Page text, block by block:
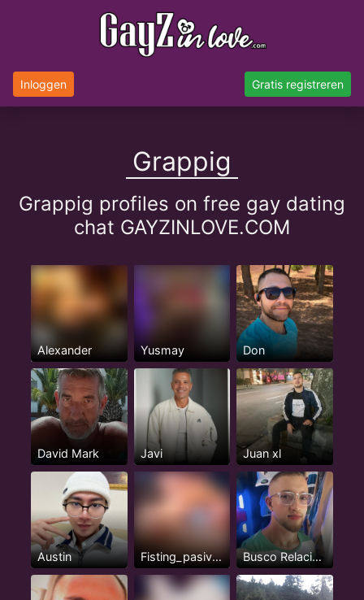
Inloggen Gratis registreren
Grappig
Grappig profiles on free gay dating
chat GAYZINLOVE.COM
Alexander Yusmay Don
David Mark Javi Juan xl
Austin Fisting_pasivazo Busco Relación Seria y Estable